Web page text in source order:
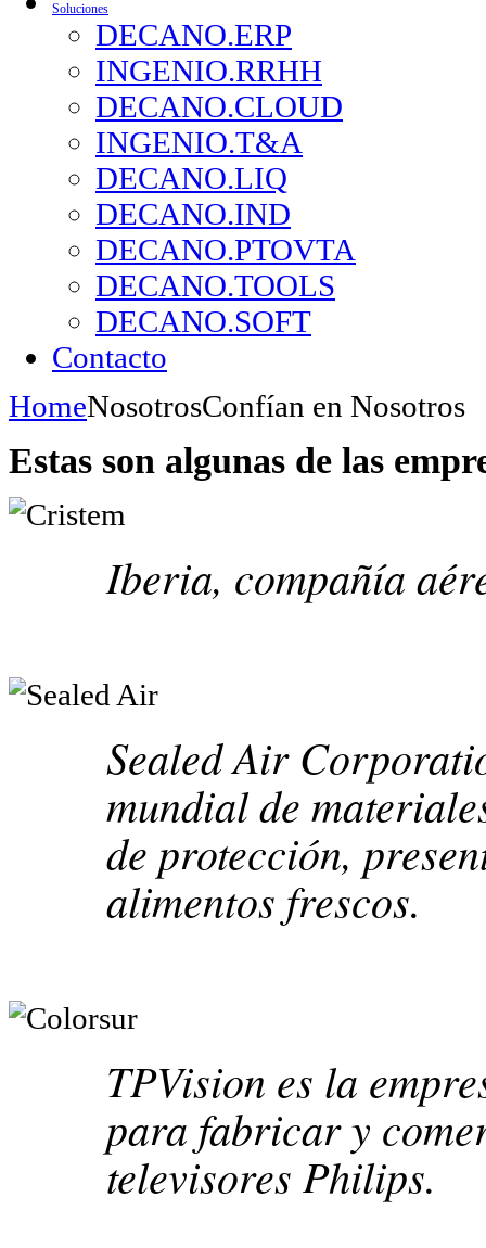
Soluciones
DECANO.ERP
INGENIO.RRHH
DECANO.CLOUD
INGENIO.T&A
DECANO.LIQ
DECANO.IND
DECANO.PTOVTA
DECANO.TOOLS
DECANO.SOFT
Contacto
HomeNosotrosConfían en Nosotros
Estas son algunas de las
Iberia, compañía
Sealed Air
mundial de
de protección,
alimentos frescos.
TPVision es la
para fabricar y
televisores Philips.